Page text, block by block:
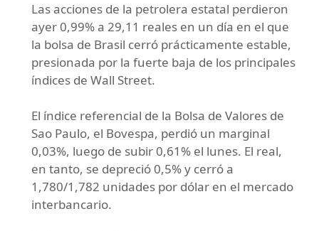
Las acciones de la petrolera estatal perdieron
ayer 0,99% a 29,11 reales en un día en el que
la bolsa de Brasil cerró prácticamente estable,
presionada por la fuerte baja de los principales
índices de Wall Street.
El índice referencial de la Bolsa de Valores de
Sao Paulo, el Bovespa, perdió un marginal
0,03%, luego de subir 0,61% el lunes. El real,
en tanto, se depreció 0,5% y cerró a
1,780/1,782 unidades por dólar en el mercado
interbancario.